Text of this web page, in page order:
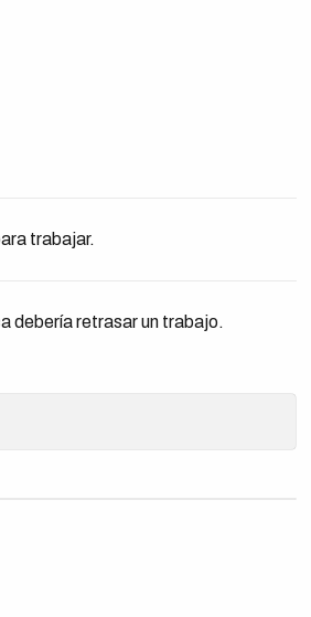
trabajar.
debería retrasar un trabajo.